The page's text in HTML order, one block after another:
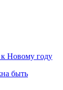
к Новому году
быть